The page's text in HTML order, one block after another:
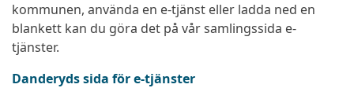
kommunen, använda en e-tjänst eller ladda ned en
blankett kan du göra det på vår samlingssida e-
tjänster.
Danderyds sida för e-tjänster